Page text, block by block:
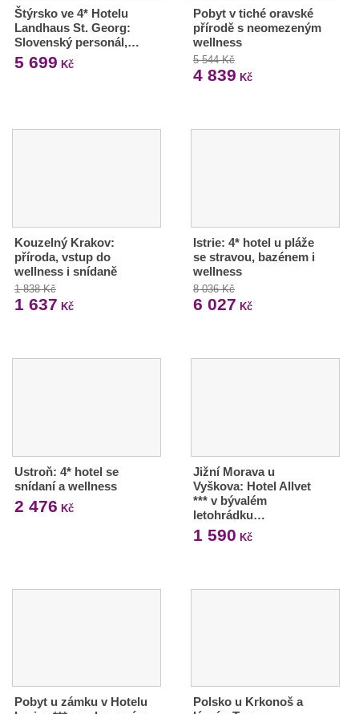
Štýrsko ve 4* Hotelu
Landhaus St. Georg:
Slovenský personál,…
5 699 Kč
Pobyt v tiché oravské
přírodě s neomezeným
wellness
5 544 Kč
4 839 Kč
Kouzelný Krakov:
příroda, vstup do
wellness i snídaně
1 838 Kč
1 637 Kč
Istrie: 4* hotel u pláže
se stravou, bazénem i
wellness
8 036 Kč
6 027 Kč
Ustroň: 4* hotel se
snídaní a wellness
2 476 Kč
Jižní Morava u
Vyškova: Hotel Allvet
*** v bývalém
letohrádku…
1 590 Kč
Pobyt u zámku v Hotelu
Polsko u Krkonoš a